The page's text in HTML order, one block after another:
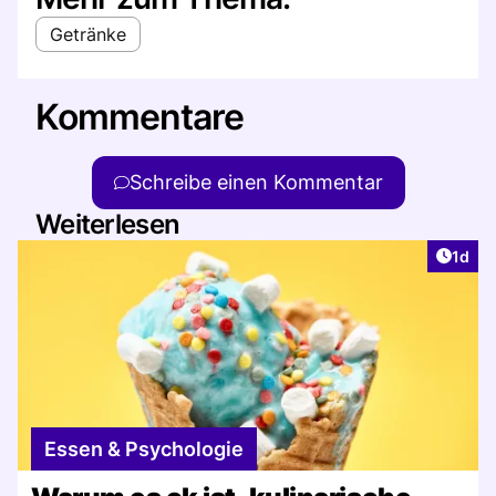
Getränke
Kommentare
Schreibe einen Kommentar
Weiterlesen
1d
Essen & Psychologie